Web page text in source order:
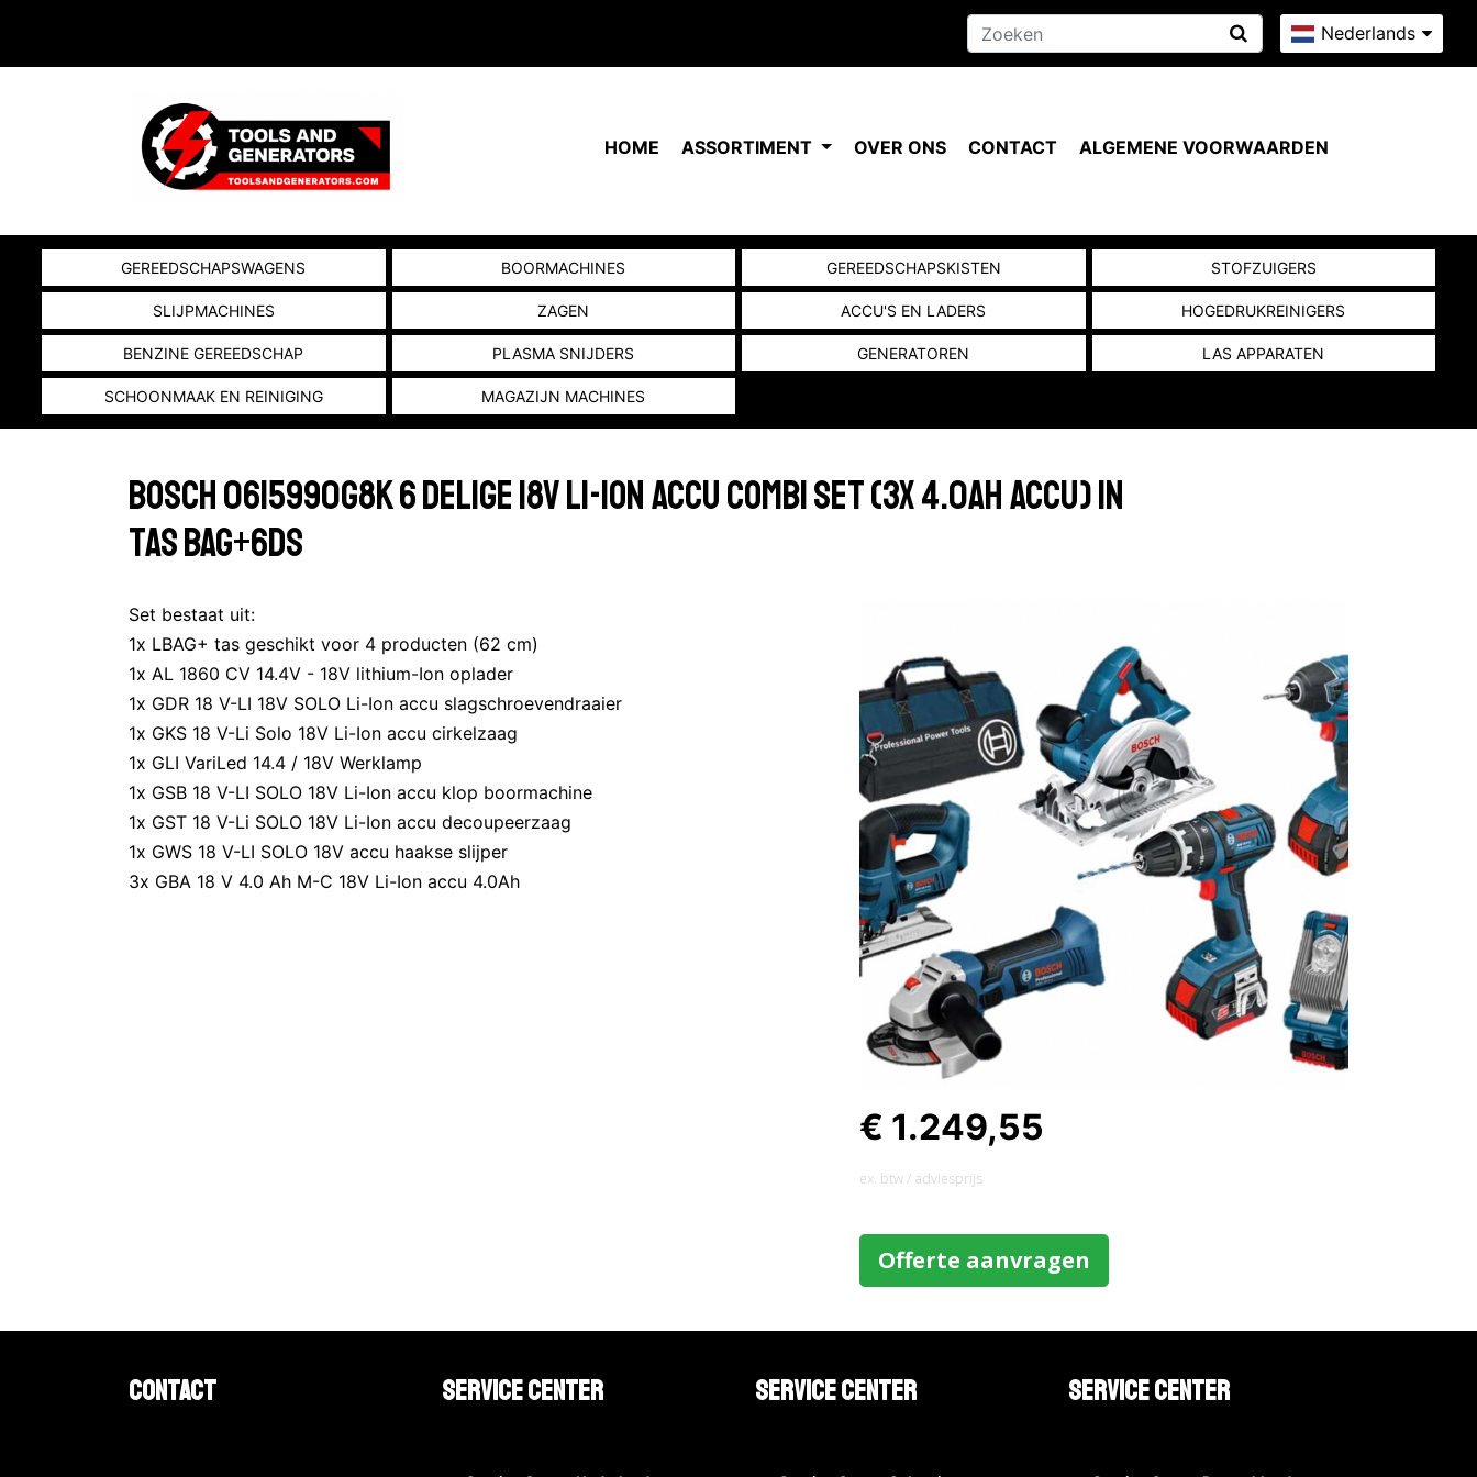
Nederlands
HOME ASSORTIMENT OVER ONS CONTACT ALGEMENE VOORWAARDEN
GEREEDSCHAPSWAGENS BOORMACHINES GEREEDSCHAPSKISTEN STOFZUIGERS
SLIJPMACHINES ZAGEN ACCU'S EN LADERS HOGEDRUKREINIGERS
BENZINE GEREEDSCHAP PLASMA SNIJDERS GENERATOREN LAS APPARATEN
SCHOONMAAK EN REINIGING MAGAZIJN MACHINES
Bosch 0615990G8K 6 delige 18V Li-Ion accu combi set (3x 4.0Ah accu) in
tas Bag+6DS
€ 1.249,55
ex. btw / adviesprijs
Offerte aanvragen
Set bestaat uit:
1x LBAG+ tas geschikt voor 4 producten (62 cm)
1x AL 1860 CV 14.4V - 18V lithium-Ion oplader
1x GDR 18 V-LI 18V SOLO Li-Ion accu slagschroevendraaier
1x GKS 18 V-Li Solo 18V Li-Ion accu cirkelzaag
1x GLI VariLed 14.4 / 18V Werklamp
1x GSB 18 V-LI SOLO 18V Li-Ion accu klop boormachine
1x GST 18 V-Li SOLO 18V Li-Ion accu decoupeerzaag
1x GWS 18 V-LI SOLO 18V accu haakse slijper
3x GBA 18 V 4.0 Ah M-C 18V Li-Ion accu 4.0Ah
Contact Service Center Service Center Service Center